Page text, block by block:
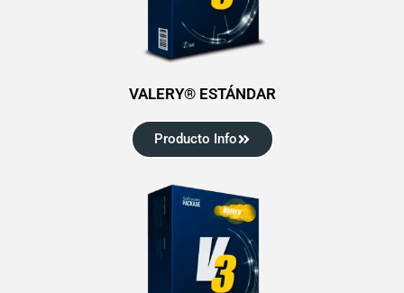
VALERY® ESTÁNDAR
Producto Info